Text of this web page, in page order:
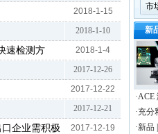
2018-1-15
2018-1-10
速检测方 2018-1-4
2017-12-26
2017-12-22
2017-12-21
企业需积极 2017-12-19
市
新
·充分
·新